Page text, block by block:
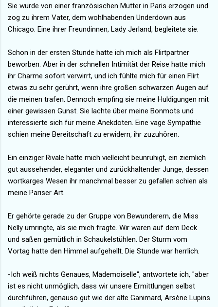
Sie wurde von einer französischen Mutter in Paris erzogen und
zog zu ihrem Vater, dem wohlhabenden Underdown aus
Chicago. Eine ihrer Freundinnen, Lady Jerland, begleitete sie.
Schon in der ersten Stunde hatte ich mich als Flirtpartner
beworben. Aber in der schnellen Intimität der Reise hatte mich
ihr Charme sofort verwirrt, und ich fühlte mich für einen Flirt
etwas zu sehr gerührt, wenn ihre großen schwarzen Augen auf
die meinen trafen. Dennoch empfing sie meine Huldigungen mit
einer gewissen Gunst. Sie lachte über meine Bonmots und
interessierte sich für meine Anekdoten. Eine vage Sympathie
schien meine Bereitschaft zu erwidern, ihr zuzuhören.
Ein einziger Rivale hätte mich vielleicht beunruhigt, ein ziemlich
gut aussehender, eleganter und zurückhaltender Junge, dessen
wortkarges Wesen ihr manchmal besser zu gefallen schien als
meine Pariser Art.
Er gehörte gerade zu der Gruppe von Bewunderern, die Miss
Nelly umringte, als sie mich fragte. Wir waren auf dem Deck
und saßen gemütlich in Schaukelstühlen. Der Sturm vom
Vortag hatte den Himmel aufgehellt. Die Stunde war herrlich.
-Ich weiß nichts Genaues, Mademoiselle", antwortete ich, "aber
ist es nicht unmöglich, dass wir unsere Ermittlungen selbst
durchführen, genauso gut wie der alte Ganimard, Arsène Lupins